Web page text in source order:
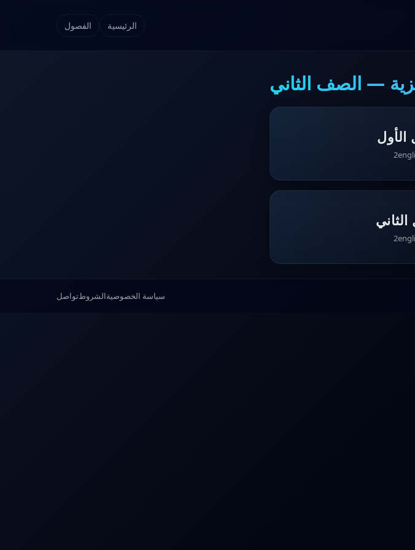
الرئيسية الفصول
— الصف الثاني
الأول
سياسة الخصوصيةالشروطتواصل